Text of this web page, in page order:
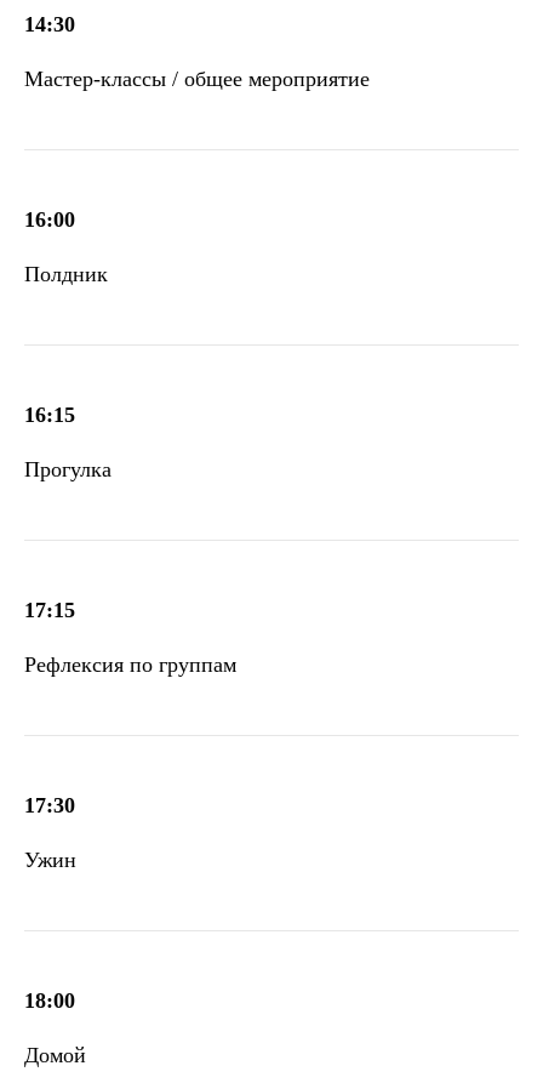
14:30
Мастер-классы / общее мероприятие
16:00
Полдник
16:15
Прогулка
17:15
Рефлексия по группам
17:30
Ужин
18:00
Домой